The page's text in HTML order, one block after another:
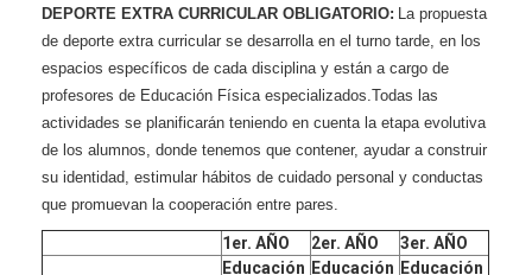
DEPORTE EXTRA CURRICULAR OBLIGATORIO:
La propuesta
de deporte extra curricular se desarrolla en el turno tarde, en los
espacios específicos de cada disciplina y están a cargo de
profesores de Educación Física especializados.Todas las
actividades se planificarán teniendo en cuenta la etapa evolutiva
de los alumnos, donde tenemos que contener, ayudar a construir
su identidad, estimular hábitos de cuidado personal y conductas
que promuevan la cooperación entre pares.
1er. AÑO 2er. AÑO 3er. AÑO
Educación Educación Educación